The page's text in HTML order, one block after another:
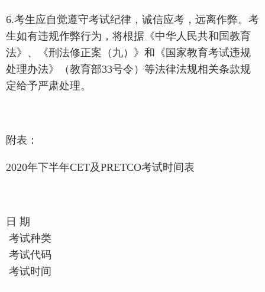
6.考生应自觉遵守考试纪律，诚信应考，远离作弊。考
生如有违规作弊行为，将根据《中华人民共和国教育
法》、《刑法修正案（九）》和《国家教育考试违规
处理办法》（教育部33号令）等法律法规相关条款规
定给予严肃处理。
附表：
2020年下半年CET及PRETCO考试时间表
日 期
考试种类
考试代码
考试时间